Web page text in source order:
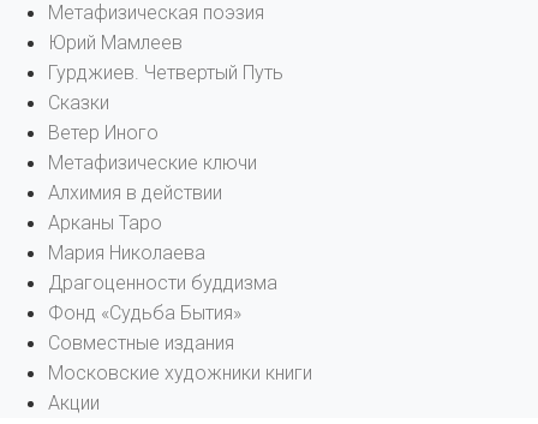
Метафизическая поэзия
Юрий Мамлеев
Гурджиев. Четвертый Путь
Сказки
Ветер Иного
Метафизические ключи
Алхимия в действии
Арканы Таро
Мария Николаева
Драгоценности буддизма
Фонд «Судьба Бытия»
Совместные издания
Московские художники книги
Акции